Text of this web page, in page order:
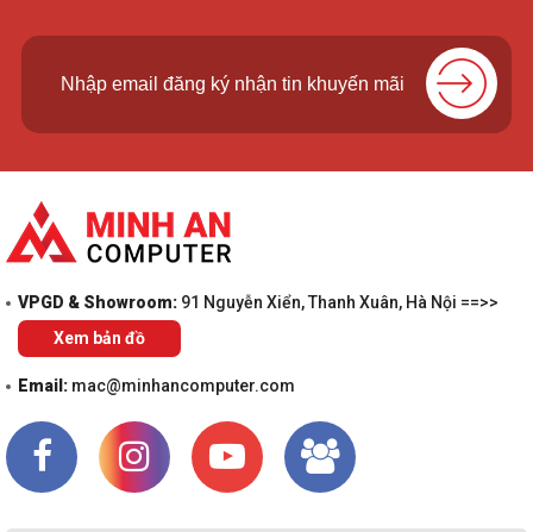
VPGD & Showroom: 91 Nguyễn Xiển, Thanh Xuân, Hà Nội ==>>
Xem bản đồ
Email: mac@minhancomputer.com